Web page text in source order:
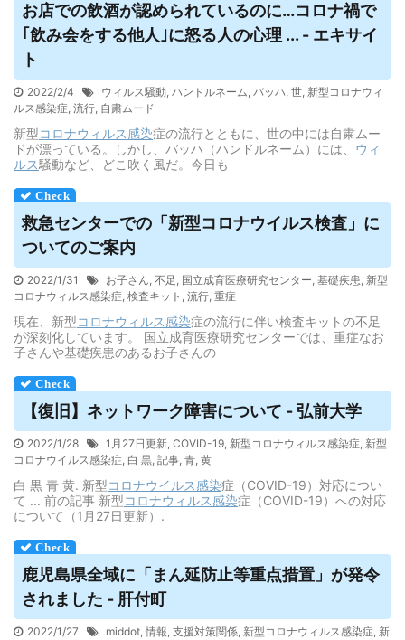
お店での飲酒が認められているのに…コロナ禍で
｢飲み会をする他人｣に怒る人の心理 ... - エキサイ
ト
2022/2/4 ウィルス騒動, ハンドルネーム, バッハ, 世, 新型コロナウィ
ルス感染症, 流行, 自粛ムード
新型コロナウィルス感染症の流行とともに、世の中には自粛ムー
ドが漂っている。しかし、バッハ（ハンドルネーム）には、 ウィ
ルス騒動など、どこ吹く風だ。今日も
救急センターでの「新型コロナウイルス検査」に
ついてのご案内
2022/1/31 お子さん, 不足 , 国立成育医療研究センター, 基礎疾患, 新型
コロナウィルス感染症, 検査キット , 流行, 重症
現在、新型コロナウィルス感染症の流行に伴い検査キットの不足
が深刻化しています。 国立成育医療研究センターでは、重症なお
子さんや基礎疾患のあるお子さんの
【復旧】ネットワーク障害について - 弘前大学
2022/1/28 1月27日更新, COVID-19, 新型コロナウィルス感染症, 新型
コロナウイルス感染症, 白 黒, 記事, 青, 黄
白 黒 青 黄. 新型コロナウイルス感染症（COVID-19）対応につい
て ... 前の記事 新型コロナウィルス感染症（COVID-19）への対応
について（1月27日更新）.
鹿児島県全域に「まん延防止等重点措置」が発令
されました - 肝付町
2022/1/27 middot, 情報, 支援対策関係, 新型コロナウィルス感染症, 新